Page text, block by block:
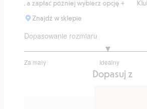
a zapłać później wybierz opcję +
Znajdź w sklepie
Dopasowanie rozmiaru
Za mały Idealny
na
Dopasuj z